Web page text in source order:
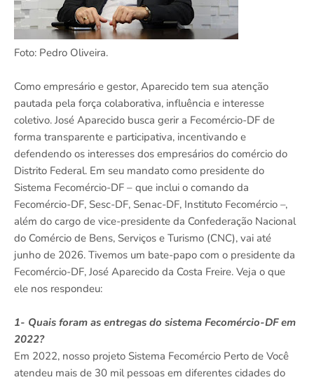
Foto: Pedro Oliveira.
Como empresário e gestor, Aparecido tem sua atenção
pautada pela força colaborativa, influência e interesse
coletivo. José Aparecido busca gerir a Fecomércio-DF de
forma transparente e participativa, incentivando e
defendendo os interesses dos empresários do comércio do
Distrito Federal. Em seu mandato como presidente do
Sistema Fecomércio-DF – que inclui o comando da
Fecomércio-DF, Sesc-DF, Senac-DF, Instituto Fecomércio –,
além do cargo de vice-presidente da Confederação Nacional
do Comércio de Bens, Serviços e Turismo (CNC), vai até
junho de 2026. Tivemos um bate-papo com o presidente da
Fecomércio-DF, José Aparecido da Costa Freire. Veja o que
ele nos respondeu:
1- Quais foram as entregas do sistema Fecomércio-DF em
2022?
Em 2022, nosso projeto Sistema Fecomércio Perto de Você
atendeu mais de 30 mil pessoas em diferentes cidades do